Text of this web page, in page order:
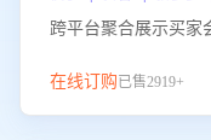
跨平台聚合展示买家
在线订购已售2919+